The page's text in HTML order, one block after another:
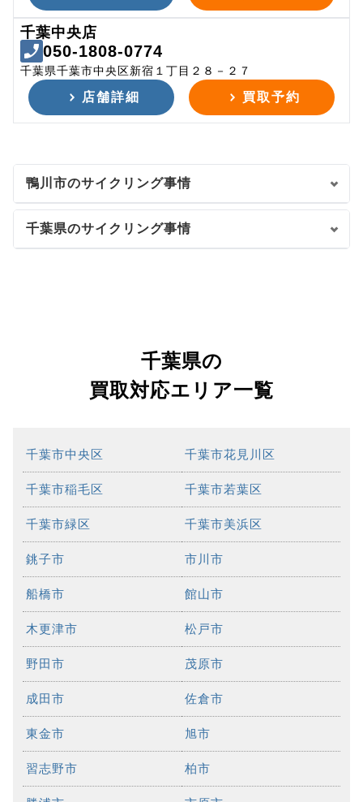
千葉中央店
050-1808-0774
千葉県千葉市中央区新宿１丁目２８－２７
店舗詳細 買取予約
鴨川市のサイクリング事情
千葉県のサイクリング事情
千葉県の
買取対応エリア一覧
千葉市中央区 千葉市花見川区
千葉市稲毛区 千葉市若葉区
千葉市緑区 千葉市美浜区
銚子市 市川市
船橋市 館山市
木更津市 松戸市
野田市 茂原市
成田市 佐倉市
東金市 旭市
習志野市 柏市